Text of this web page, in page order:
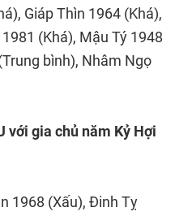
Giáp Thìn 1964 (Khá),
(Khá), Mậu Tý 1948
bình), Nhâm Ngọ
với gia chủ năm Kỷ Hợi
1968 (Xấu), Đinh Tỵ